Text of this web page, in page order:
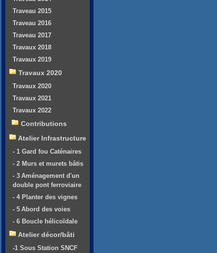
Traveau 2015
Traveau 2016
Traveau 2017
Travaux 2018
Travaux 2019
Travaux 2020
Travaux 2020
Travaux 2021
Travaux 2022
Contributions
Atelier Infrastructure
- 1 Gard fou Caténaires
- 2 Murs et murets bâtis
- 3 Aménagement d'un
double pont ferroviaire
- 4 Planter des vignes
- 5 Abord des voies
- 6 Boucle hélicoïdale
Atelier décor/bâti
-1 Sous Station SNCF